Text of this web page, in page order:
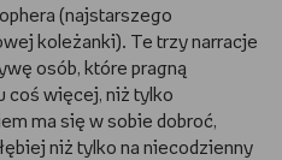
(najstarszego
koleżanki). Te trzy narracje
osób, które pragną
coś więcej, niż tylko
ma się w sobie dobroć,
niż tylko na niecodzienny